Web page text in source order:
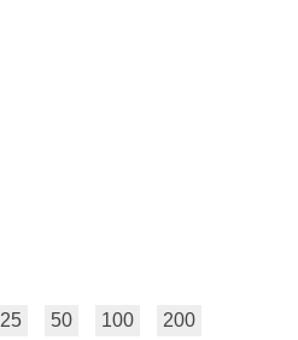
25 50 100 200